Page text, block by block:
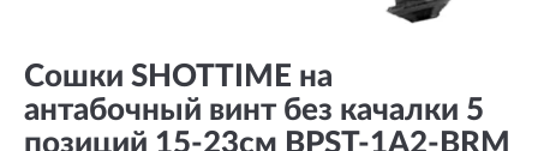
Сошки SHOTTIME на
антабочный винт без качалки 5
позиций 15-23см BPST-1A2-BRM